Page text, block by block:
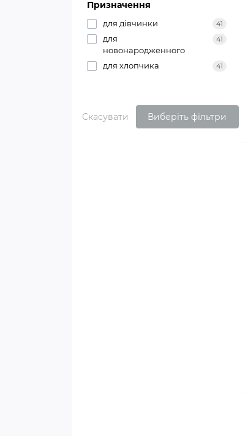
Призначення
для дівчинки 41
для
новонародженного
41
для хлопчика 41
Скасувати Виберіть фільтри